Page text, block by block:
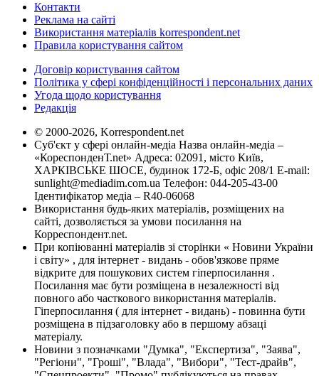
Контакти
Реклама на сайті
Використання матеріалів korrespondent.net
Правила користування сайтом
Договір користування сайтом
Політика у сфері конфіденційності і персональних даних
Угода щодо користування
Редакція
© 2000-2026, Korrespondent.net
Суб'єкт у сфері онлайн-медіа Назва онлайн-медіа –
«КореспонденТ.net» Адреса: 02091, місто Київ,
ХАРКІВСЬКЕ ШОСЕ, будинок 172-Б, офіс 208/1 E-mail:
sunlight@mediadim.com.ua Телефон: 044-205-43-00
Ідентифікатор медіа – R40-06068
Використання будь-яких матеріалів, розміщених на
сайті, дозволяється за умови посилання на
Корреспондент.net.
При копіюванні матеріалів зі сторінки « Новини України
і світу» , для інтернет - видань - обов'язкове пряме
відкрите для пошукових систем гіперпосилання .
Посилання має бути розміщена в незалежності від
повного або часткового використання матеріалів.
Гіперпосилання ( для інтернет - видань) - повинна бути
розміщена в підзаголовку або в першому абзаці
матеріалу.
Новини з позначками "Думка", "Експертиза", "Заява",
"Регіони", "Гроші", "Влада", "Вибори", "Тест-драйв",